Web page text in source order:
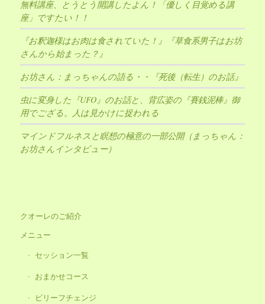
無料講座、とうとう開講したよん！「優しく目覚める講
座」ですたい！！
『お釈迦様はお肉は食されていた！』『草食系男子はお坊
さんから始まった？』
お坊さん：まっちゃんの語る・・『死後（転生）のお話』
虫に変身した『UFO』のお話と、背広姿の『賽銭泥棒』御
用でござる。人は見かけに捉われる
マインドフルネスと瞑想の極意の一部公開（まっちゃん：
お坊さんインタビュー）
クオーレのご紹介
メニュー
セッション一覧
おまかせコース
ビリーフチェンジ